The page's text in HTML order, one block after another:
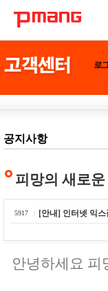
공지사항
피망의 새로
5917 [안내] 인터넷 익
안녕하세요 피